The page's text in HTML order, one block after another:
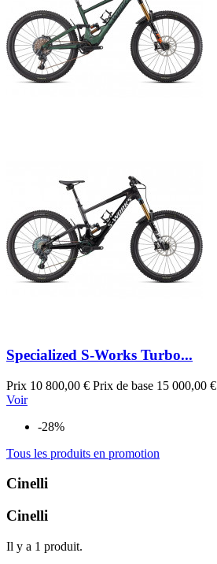
Specialized S-Works Turbo...
Prix 10 800,00 € Prix de base 15 000,00 €
Voir
-28%
Tous les produits en promotion
Cinelli
Cinelli
Il y a 1 produit.